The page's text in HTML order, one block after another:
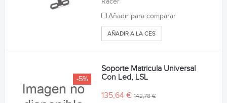
Añadir para comparar
AÑADIR A LA CESTA
-5%
Soporte Matricula Universal
Con Led, LSL
135,64 €142,78 €